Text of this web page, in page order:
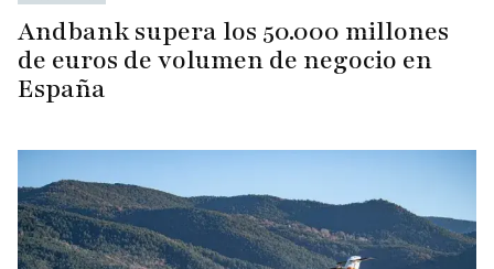
Andbank supera los 50.000 millones
de euros de volumen de negocio en
España